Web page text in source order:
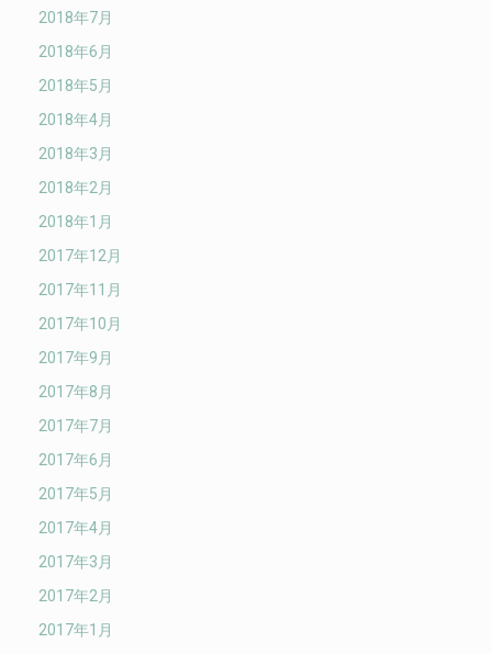
2018年7月
2018年6月
2018年5月
2018年4月
2018年3月
2018年2月
2018年1月
2017年12月
2017年11月
2017年10月
2017年9月
2017年8月
2017年7月
2017年6月
2017年5月
2017年4月
2017年3月
2017年2月
2017年1月